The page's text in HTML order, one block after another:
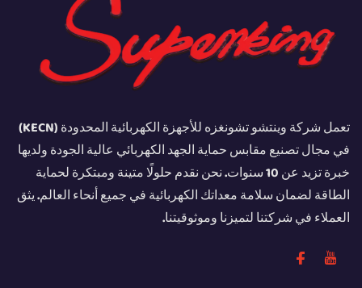
تعمل شركة وينتشو تشونغزه للأجهزة الكهربائية المحدودة (KECN)
في مجال تصنيع مقابس حماية الجهد الكهربائي عالية الجودة ولديها
خبرة تزيد عن 10 سنوات. نحن نقدم حلولًا متينة ومبتكرة لحماية
الطاقة لضمان سلامة معداتك الكهربائية في جميع أنحاء العالم. يثق
العملاء في شركتنا لتميزنا وموثوقيتنا.